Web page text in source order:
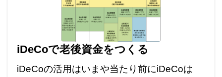
iDeCoで老後資金をつくる
iDeCoの活用はいまや当たり前にiDeCoは